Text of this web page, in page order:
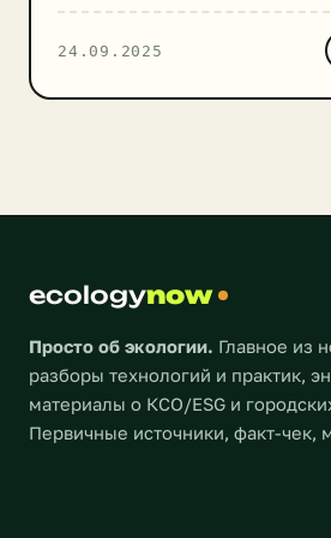
понятным причинам,
привозить собак. В разные
24.09.2025
ecologynow
Просто об экологии. Главное из
разборы технологий и практик,
материалы о КСО/ESG и
Первичные источники, факт-чек,